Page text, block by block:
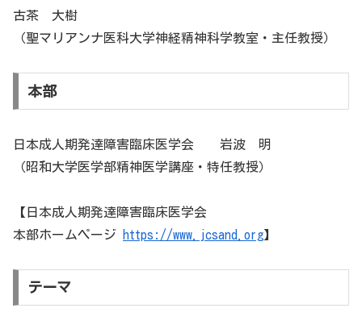
古茶 大樹
（聖マリアンナ医科大学神経精神科学教室・主任教授）
本部
日本成人期発達障害臨床医学会 岩波 明
（昭和大学医学部精神医学講座・特任教授）
【日本成人期発達障害臨床医学会
本部ホームページ
https://www.jcsand.org】
テーマ